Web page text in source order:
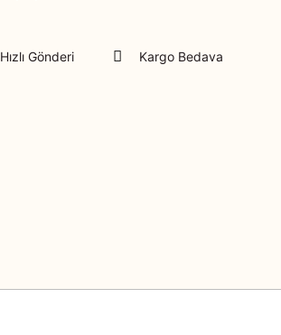
Hızlı Gönderi Kargo Bedava